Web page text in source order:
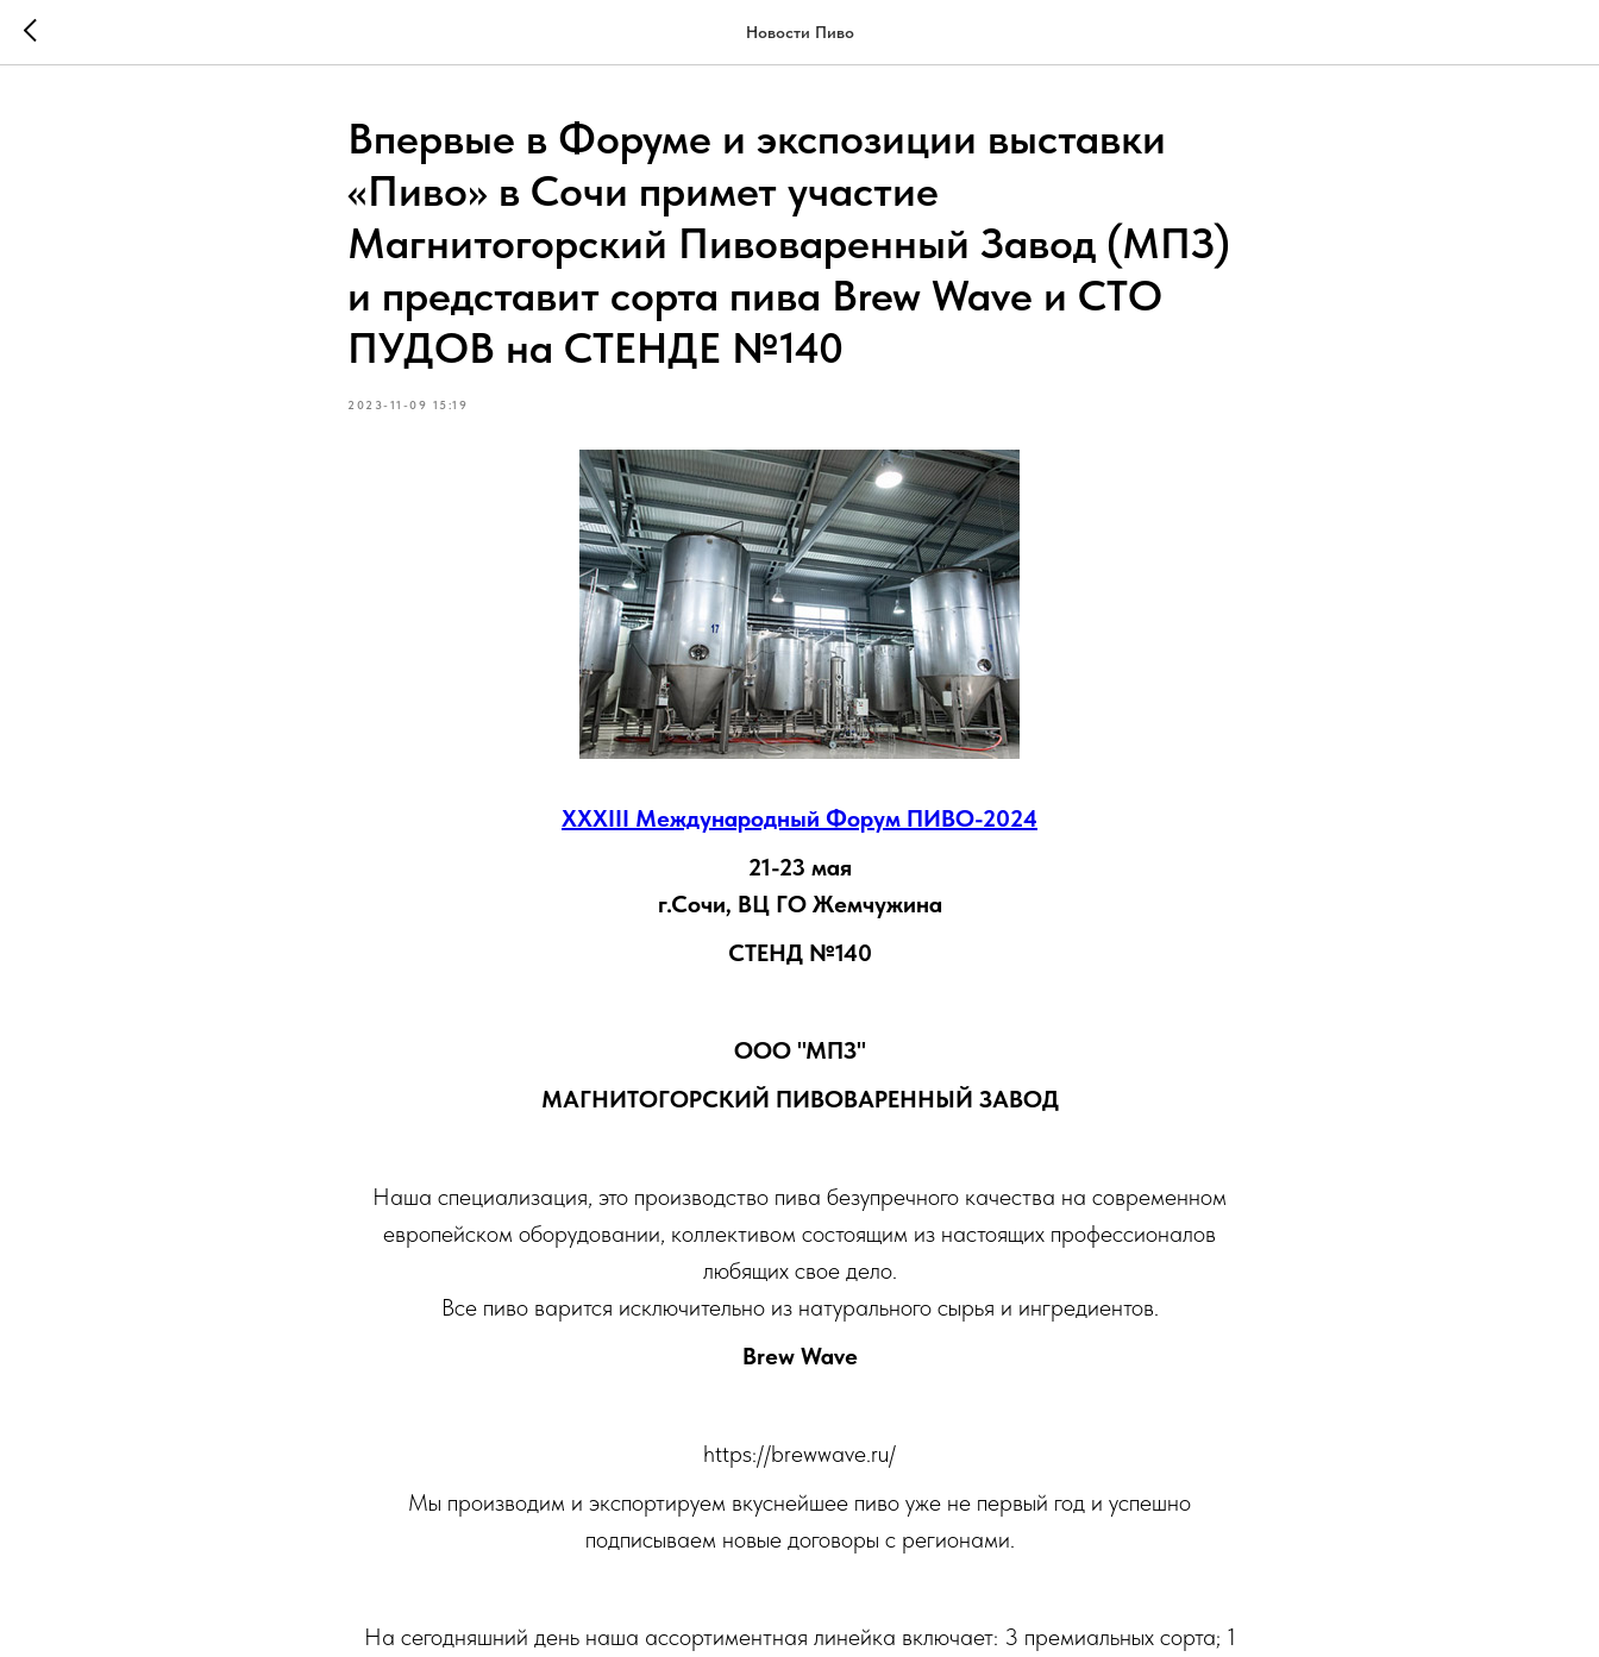
Новости Пиво
Впервые в Форуме и экспозиции выставки
«Пиво» в Сочи примет участие
Магнитогорский Пивоваренный Завод (МПЗ)
и представит сорта пива Brew Wave и СТО
ПУДОВ на СТЕНДЕ №140
2023-11-09 15:19
XXXIII Международный Форум ПИВО-2024
21-23 мая
г.Сочи, ВЦ ГО Жемчужина
СТЕНД №140
ООО "МПЗ"
МАГНИТОГОРСКИЙ ПИВОВАРЕННЫЙ ЗАВОД
Наша специализация, это​ производство​ пива безупречного качества​ на современном
европейском оборудовании, коллективом состоящим из настоящих профессионалов
любящих свое дело.
Все пиво варится исключительно из натурального сырья и ингредиентов.
Brew Wave
https://brewwave.ru/
Мы производим и экспортируем вкуснейшее пиво уже не первый год и успешно
подписываем новые договоры с регионами.
На сегодняшний день наша ассортиментная линейка включает: 3 премиальных сорта; 1